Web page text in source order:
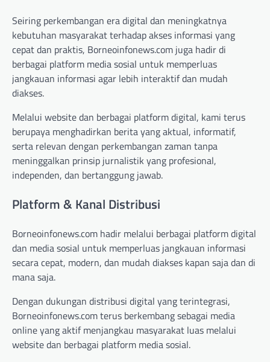
Seiring perkembangan era digital dan meningkatnya
kebutuhan masyarakat terhadap akses informasi yang
cepat dan praktis, Borneoinfonews.com juga hadir di
berbagai platform media sosial untuk memperluas
jangkauan informasi agar lebih interaktif dan mudah
diakses.
Melalui website dan berbagai platform digital, kami terus
berupaya menghadirkan berita yang aktual, informatif,
serta relevan dengan perkembangan zaman tanpa
meninggalkan prinsip jurnalistik yang profesional,
independen, dan bertanggung jawab.
Platform & Kanal Distribusi
Borneoinfonews.com hadir melalui berbagai platform digital
dan media sosial untuk memperluas jangkauan informasi
secara cepat, modern, dan mudah diakses kapan saja dan di
mana saja.
Dengan dukungan distribusi digital yang terintegrasi,
Borneoinfonews.com terus berkembang sebagai media
online yang aktif menjangkau masyarakat luas melalui
website dan berbagai platform media sosial.